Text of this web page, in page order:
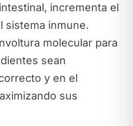
incrementa el
sistema inmune.
molecular para
sean
y en el
sus